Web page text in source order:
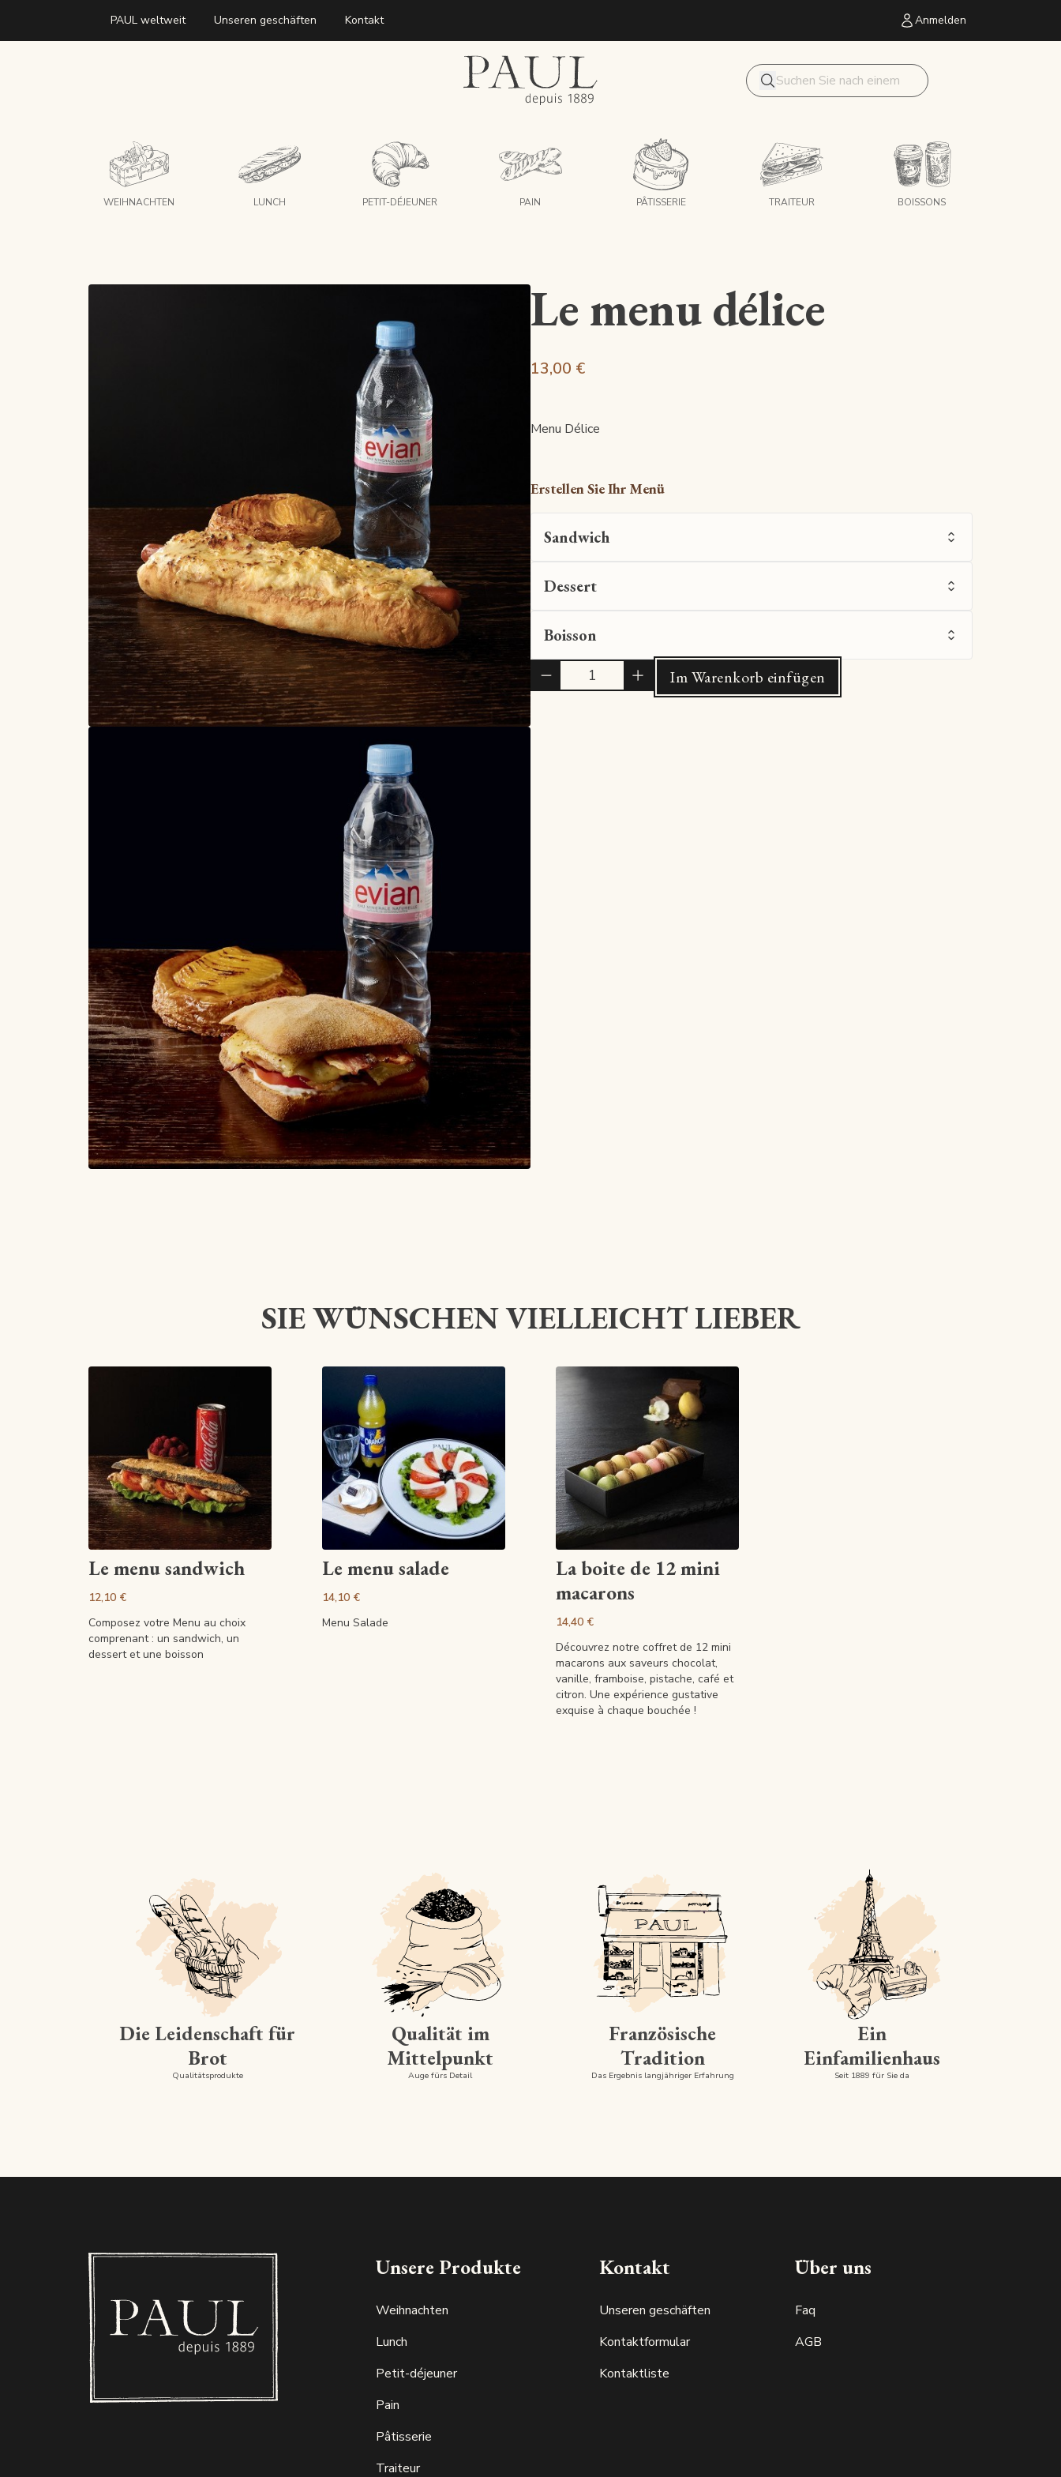
PAUL weltweit Unseren geschäften Kontakt Anmelden
Forschung
WEIHNACHTEN LUNCH PETIT-DÉJEUNER PAIN PÂTISSERIE TRAITEUR BOISSONS
Le menu délice
13,00 €
Menu Délice
Erstellen Sie Ihr Menü
Sandwich
Dessert
Boisson
Im Warenkorb einfügen
SIE WÜNSCHEN VIELLEICHT LIEBER
Artikel anzeigen
Le menu sandwich
12,10 €
Composez votre Menu au choix
comprenant : un sandwich, un
dessert et une boisson
Artikel anzeigen
Le menu salade
14,10 €
Menu Salade
Artikel anzeigen
La boite de 12 mini
macarons
14,40 €
Découvrez notre coffret de 12 mini
macarons aux saveurs chocolat,
vanille, framboise, pistache, café et
citron. Une expérience gustative
exquise à chaque bouchée !
Die Leidenschaft für
Brot
Qualitätsprodukte
Qualität im
Mittelpunkt
Auge fürs Detail
Französische
Tradition
Das Ergebnis langjähriger Erfahrung
Ein
Einfamilienhaus
Seit 1889 für Sie da
Boulangerie PAUL - Luxembourg Unsere Produkte
Weihnachten
Lunch
Petit-déjeuner
Pain
Pâtisserie
Traiteur
Kontakt
Unseren geschäften
Kontaktformular
Kontaktliste
Über uns
Faq
AGB